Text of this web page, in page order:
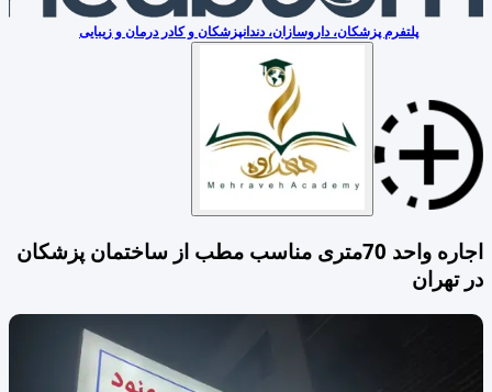
پلتفرم پزشکان، داروسازان، دندانپزشکان و کادر درمان و زیبایی
اجاره واحد 70متری مناسب مطب از ساختمان پزشکان
در تهران